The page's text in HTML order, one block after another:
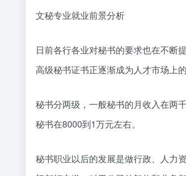
文秘专业就业前景分析
日前各行各业对秘书的要求也在不断
高级秘书证书正逐渐成为人才市场上的
秘书分两级，一般秘书的月收入在两
秘书在8000到1万元左右。
秘书职业以后的发展是做行政、人力